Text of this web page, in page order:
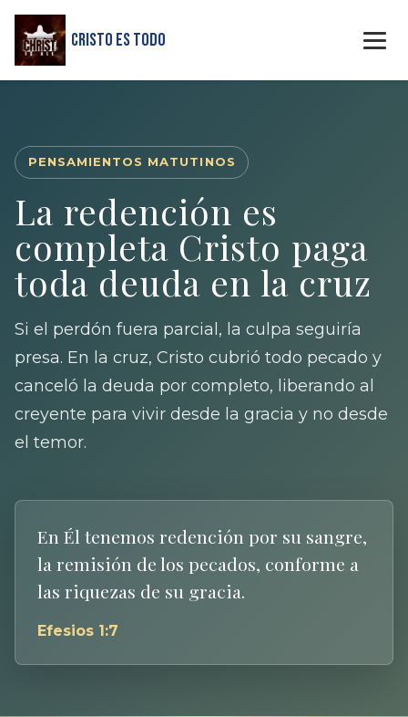
Cristo Es Todo
PENSAMIENTOS MATUTINOS
La redención es
completa Cristo paga
toda deuda en la cruz
Si el perdón fuera parcial, la culpa seguiría
presa. En la cruz, Cristo cubrió todo pecado y
canceló la deuda por completo, liberando al
creyente para vivir desde la gracia y no desde
el temor.
En Él tenemos redención por su sangre,
la remisión de los pecados, conforme a
las riquezas de su gracia.
Efesios 1:7